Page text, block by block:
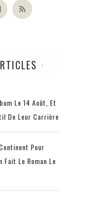
Le 14 Août, Et
De Leur Carrière
Pour
Fait Le Roman Le